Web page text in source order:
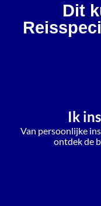
Dit
Ik
Van persoonlijke
ontdek de